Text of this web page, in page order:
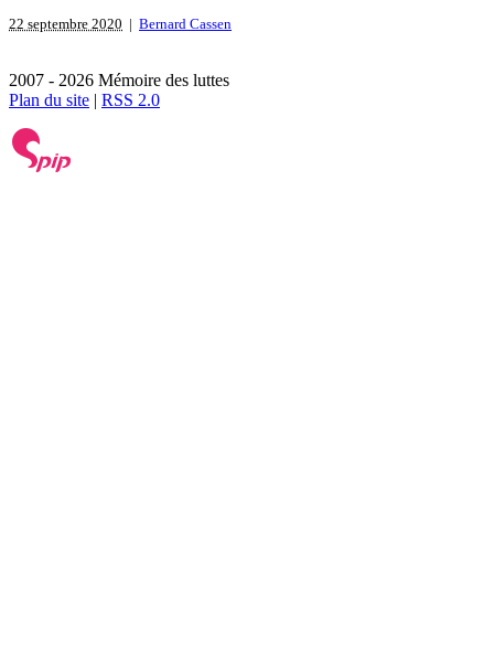
22 septembre 2020 | Bernard Cassen
2007 - 2026 Mémoire des luttes
Plan du site | RSS 2.0